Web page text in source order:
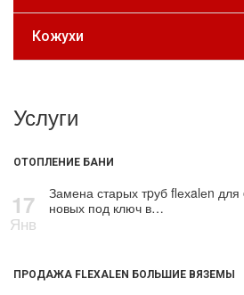
Кожухи
Услуги
ОТОПЛЕНИЕ БАНИ
17
Янв
Замена старых тpуб flехalеn для
новых под ключ в…
ПРОДАЖА FLEXALEN БОЛЬШИЕ ВЯЗЕМЫ